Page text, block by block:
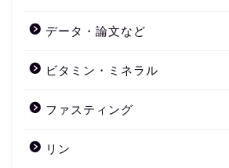
データ・論文など
ビタミン・ミネラル
ファスティング
リン